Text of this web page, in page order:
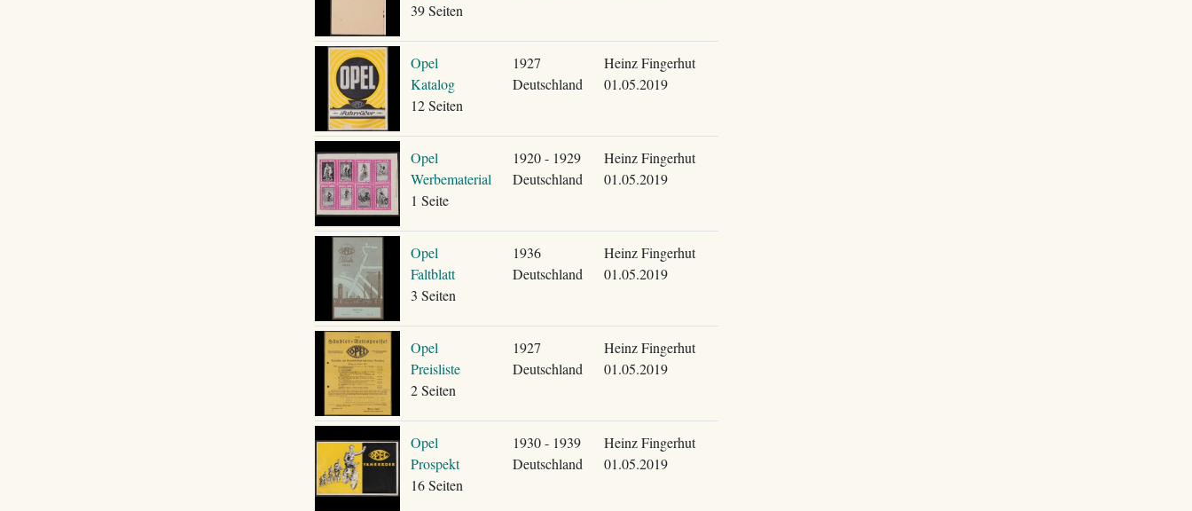
39 Seiten
Opel
Katalog
12 Seiten
1927
Deutschland
Heinz Fingerhut
01.05.2019
Opel
Werbematerial
1 Seite
1920 - 1929
Deutschland
Heinz Fingerhut
01.05.2019
Opel
Faltblatt
3 Seiten
1936
Deutschland
Heinz Fingerhut
01.05.2019
Opel
Preisliste
2 Seiten
1927
Deutschland
Heinz Fingerhut
01.05.2019
Opel
Prospekt
16 Seiten
1930 - 1939
Deutschland
Heinz Fingerhut
01.05.2019